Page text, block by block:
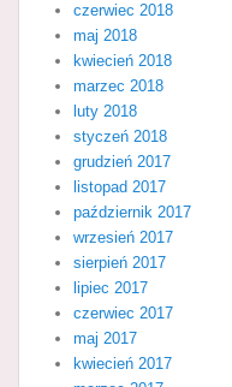
czerwiec 2018
maj 2018
kwiecień 2018
marzec 2018
luty 2018
styczeń 2018
grudzień 2017
listopad 2017
październik 2017
wrzesień 2017
sierpień 2017
lipiec 2017
czerwiec 2017
maj 2017
kwiecień 2017